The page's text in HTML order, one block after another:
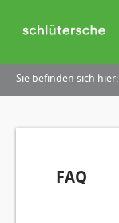
Sie befinden sich hier:
FAQ